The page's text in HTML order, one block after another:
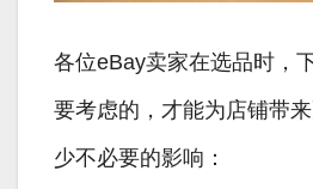
各位eBay卖家在选品时，
要考虑的，才能为店铺带
少不必要的影响：